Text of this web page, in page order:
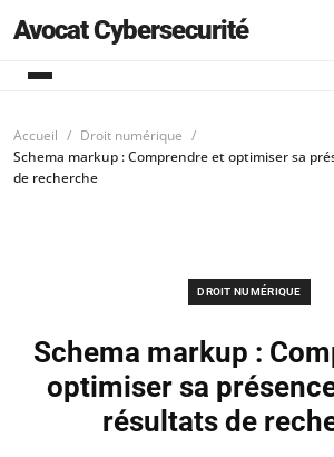
Avocat Cybersecurité
Accueil
Droit numérique
Schema markup : Comprendre et optimiser sa
de recherche
DROIT NUMÉRIQUE
Schema markup :
optimiser sa
résultats de